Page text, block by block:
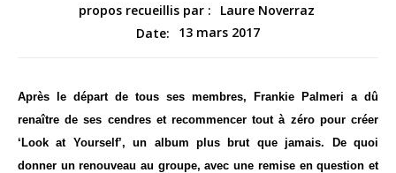
propos recueillis par :
Laure Noverraz
Date:
13 mars 2017
Après le départ de tous ses membres, Frankie Palmeri a dû
renaître de ses cendres et recommencer tout à zéro pour créer
‘Look at Yourself’, un album plus brut que jamais. De quoi
donner un renouveau au groupe, avec une remise en question et